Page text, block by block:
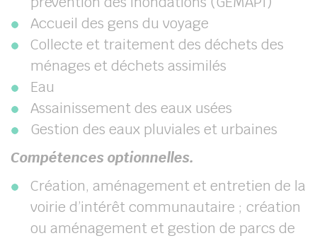
Accueil des gens du voyage
Collecte et traitement des déchets des
ménages et déchets assimilés
Eau
Assainissement des eaux usées
Gestion des eaux pluviales et urbaines
Compétences optionnelles.
Création, aménagement et entretien de la
voirie d’intérêt communautaire ; création
ou aménagement et gestion de parcs de